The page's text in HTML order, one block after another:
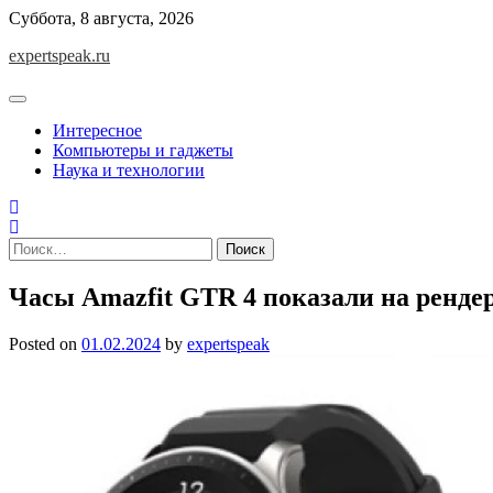
Skip
content
Суббота, 8 августа, 2026
expertspeak.ru
Интересное
Компьютеры и гаджеты
Наука и технологии
Найти:
Часы Amazfit GTR 4 показали на
Posted on 01.02.2024 by expertspeak